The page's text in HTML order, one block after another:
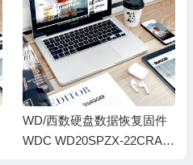
WD/西数硬盘数据恢复固件
WDC WD20SPZX-22CRAT0